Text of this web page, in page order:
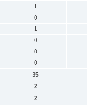
1
0
1
0
0
0
35
2
2